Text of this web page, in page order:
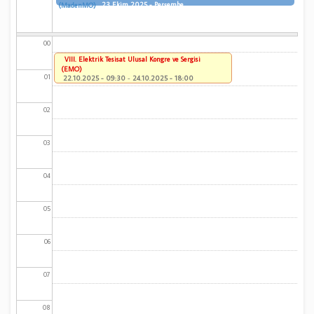
(MadenMO)
23 Ekim 2025 - Perşembe
00
01
02
03
04
05
06
07
08
VIII. Elektrik Tesisat Ulusal Kongre ve Sergisi
(EMO)
22.10.2025 - 09:30 - 24.10.2025 - 18:00